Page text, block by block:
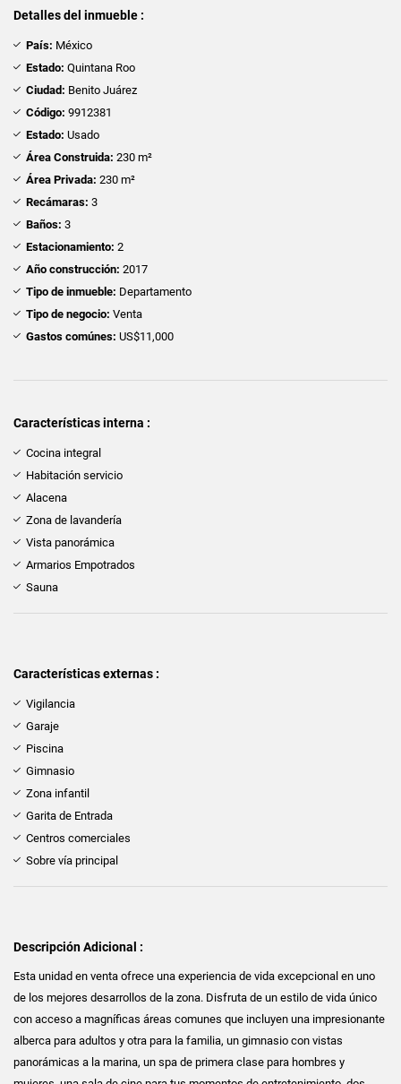
Detalles del inmueble :
País: México
Estado: Quintana Roo
Ciudad: Benito Juárez
Código: 9912381
Estado: Usado
Área Construida: 230 m²
Área Privada: 230 m²
Recámaras: 3
Baños: 3
Estacionamiento: 2
Año construcción: 2017
Tipo de inmueble: Departamento
Tipo de negocio: Venta
Gastos comúnes: US$11,000
Características interna :
Cocina integral
Habitación servicio
Alacena
Zona de lavandería
Vista panorámica
Armarios Empotrados
Sauna
Características externas :
Vigilancia
Garaje
Piscina
Gimnasio
Zona infantil
Garita de Entrada
Centros comerciales
Sobre vía principal
Descripción Adicional :
Esta unidad en venta ofrece una experiencia de vida excepcional en uno
de los mejores desarrollos de la zona. Disfruta de un estilo de vida único
con acceso a magníficas áreas comunes que incluyen una impresionante
alberca para adultos y otra para la familia, un gimnasio con vistas
panorámicas a la marina, un spa de primera clase para hombres y